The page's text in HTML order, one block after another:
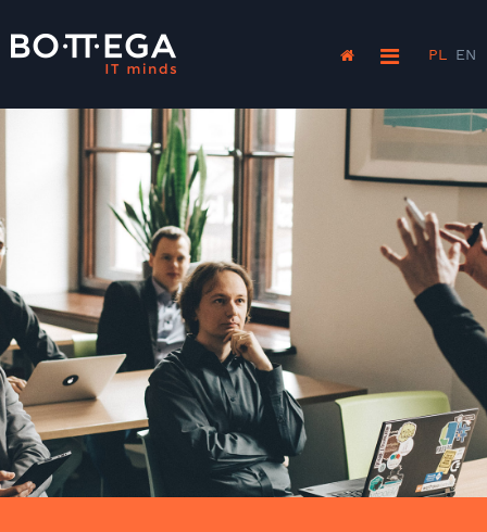
PL EN